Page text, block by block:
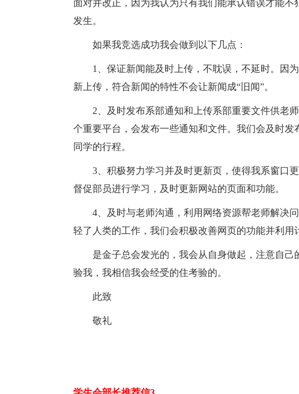
面对并改正，因为我认为只有我们能承认错误才能
发生。
如果我竞选成功我会做到以下几点：
1、保证新闻能及时上传，不耽误，不延时。因
新上传，符合新闻的特性不会让新闻成“旧闻”。
2、及时发布系部通知和上传系部重要文件供老
个重要平台，会发布一些通知和文件。我们会及时
同学的行程。
3、积极努力学习并及时更新页，使得我系窗口
督促部员进行学习，及时更新网站的页面和功能。
4、及时与老师沟通，利用网络资源帮老师解决
轻了人类的工作，我们会积极改善网页的功能并利用
是金子总会发光的，我会从自身做起，注意自
验我，我相信我会经受的住考验的。
此致
敬礼